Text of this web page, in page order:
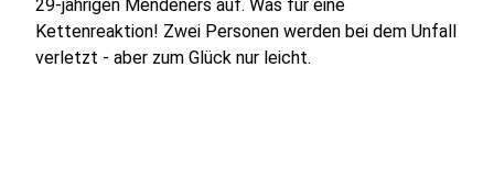
29-jährigen Mendeners auf. Was für eine
Kettenreaktion! Zwei Personen werden bei dem Unfall
verletzt - aber zum Glück nur leicht.